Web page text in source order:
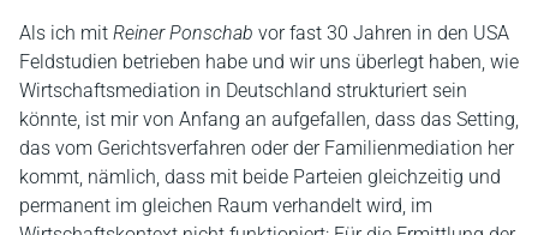
Als ich mit Reiner Ponschab vor fast 30 Jahren in den USA
Feldstudien betrieben habe und wir uns überlegt haben, wie
Wirtschaftsmediation in Deutschland strukturiert sein
könnte, ist mir von Anfang an aufgefallen, dass das Setting,
das vom Gerichtsverfahren oder der Familienmediation her
kommt, nämlich, dass mit beide Parteien gleichzeitig und
permanent im gleichen Raum verhandelt wird, im